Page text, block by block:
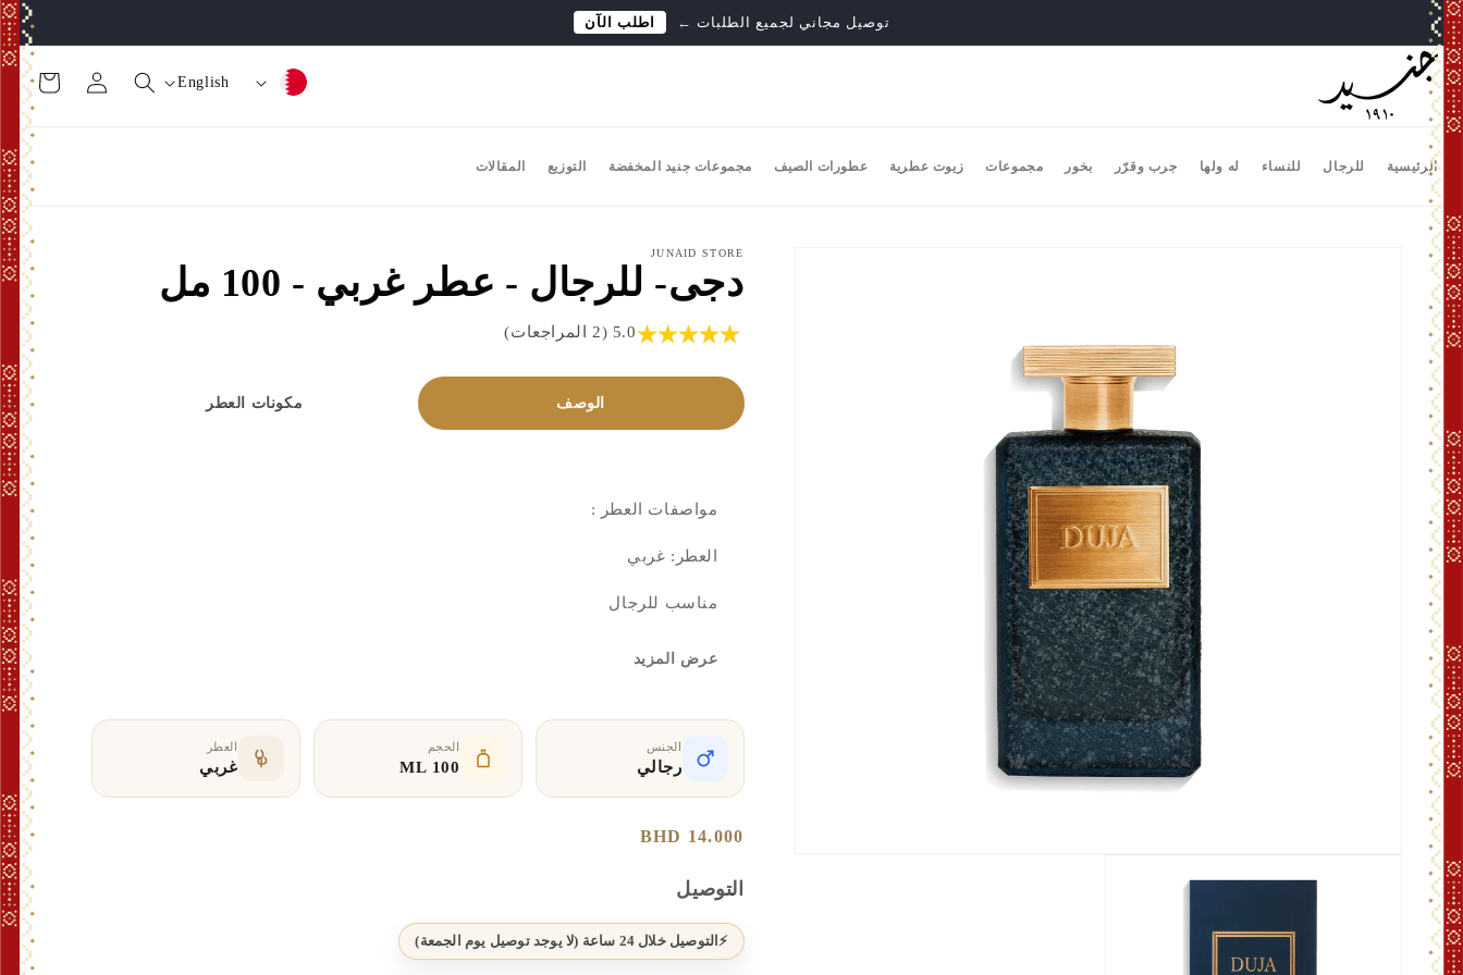
المحتوى
توصيل مجاني لجميع الطلبات ← اطلب الآن
الرئيسية للرجال للنساء له ولها جرب وقرّر بخور مجموعات زيوت عطرية عطورات الصيف مجموعات جنيد المخفضة التوزيع المقالات
/
English
الدخولالتسوق
JUNAID STORE
دجى- للرجال - عطر غربي - 100 مل
5.0 (2 المراجعات)
الوصف مكونات العطر
مواصفات العطر :
العطر: غربي
مناسب للرجال
الكمية: 100 مل
المقدمة: زهور / برغموت
القلب: فانيلا / أمبروكسان
القاعدة: عطر مسك العود
عطر دجى للرجال من جنيد البحرين
تسوق عطر دجى من جنيد بتوليفة راقية من النفحات الغربية، تعكس عمق الرجل
الجذاب وثقته. يبدأ بمقدمة ناعمة من الزهور والبرغموت، تليها طبقة وسطى دافئة
عرض المزيد
الجنس
رجالي
الحجم
100 ML
العطر
غربي
سعر
14.000 BHD
التوصيل
التوصيل خلال 24 ساعة (لا يوجد توصيل يوم الجمعة)